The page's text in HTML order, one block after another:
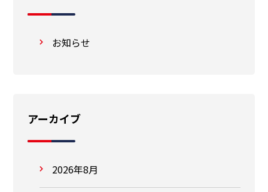
お知らせ
アーカイブ
2026年8月